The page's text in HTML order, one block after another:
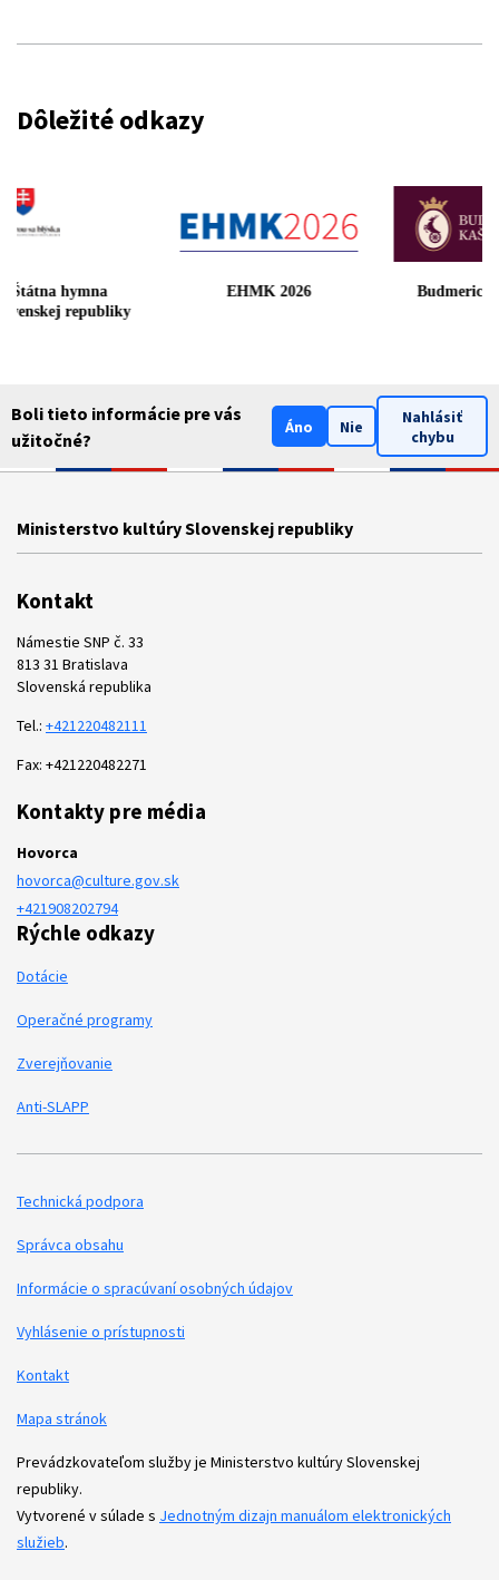
Dôležité odkazy
Štátna hymna
republiky
EHMK 2026
Boli tieto informácie pre vás
užitočné?
Áno Nie
Nahlásiť
chybu
Ministerstvo kultúry Slovenskej republiky
Kontakt
Námestie SNP č. 33
813 31 Bratislava
Slovenská republika
Tel.: +421220482111
Fax: +421220482271
Kontakty pre média
Hovorca
hovorca@culture.gov.sk
+421908202794
Rýchle odkazy
Dotácie
Operačné programy
Zverejňovanie
Anti-SLAPP
Podporné odkazy
Technická podpora
Správca obsahu
Informácie o spracúvaní osobných údajov
Vyhlásenie o prístupnosti
Kontakt
Mapa stránok
Prevádzkovateľom služby je Ministerstvo kultúry Slovenskej
republiky.
Vytvorené v súlade s Jednotným dizajn manuálom elektronických
služieb.